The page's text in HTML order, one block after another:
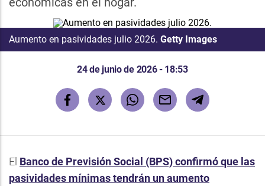
Aumento en pasividades julio 2026. Getty Images
24 de junio de 2026 - 18:53
El Banco de Previsión Social (BPS) confirmó que las
pasividades mínimas tendrán un aumento